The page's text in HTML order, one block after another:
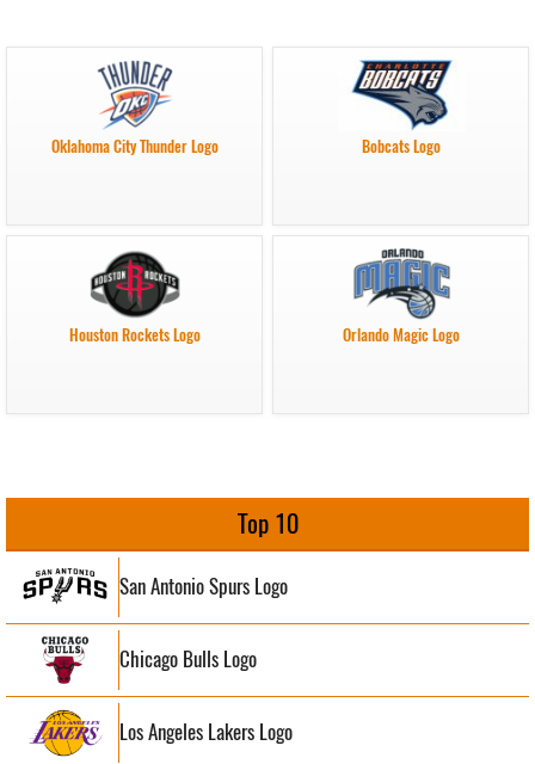
Oklahoma City Thunder Logo Bobcats Logo
Houston Rockets Logo Orlando Magic Logo
Top 10
San Antonio Spurs Logo
Chicago Bulls Logo
Los Angeles Lakers Logo